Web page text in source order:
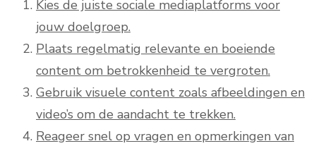
Kies de juiste sociale mediaplatforms voor
jouw doelgroep.
Plaats regelmatig relevante en boeiende
content om betrokkenheid te vergroten.
Gebruik visuele content zoals afbeeldingen en
video’s om de aandacht te trekken.
Reageer snel op vragen en opmerkingen van